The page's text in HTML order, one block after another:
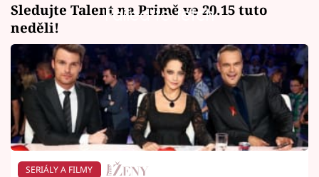
Failed to fetch
Sledujte Talent na Primě ve 20.15 tuto
neděli!
SERIÁLY A FILMY